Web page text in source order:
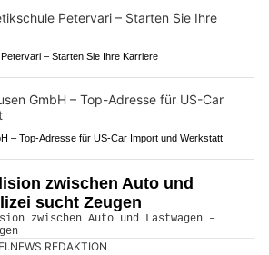
– Starten Sie Ihre Karriere
– Top-Adresse für US-Car Import und Werkstatt
zwischen Auto und
sucht Zeugen
REDAKTION